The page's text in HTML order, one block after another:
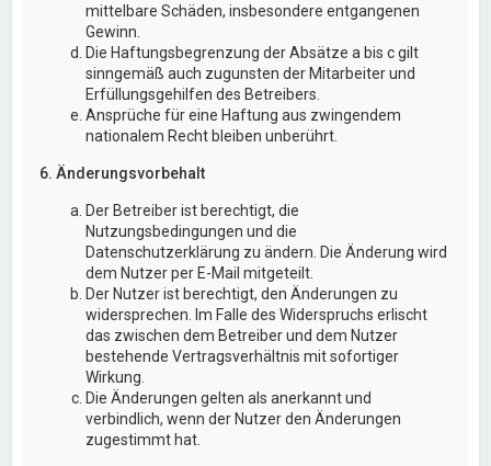
mittelbare Schäden, insbesondere entgangenen
Gewinn.
Die Haftungsbegrenzung der Absätze a bis c gilt
sinngemäß auch zugunsten der Mitarbeiter und
Erfüllungsgehilfen des Betreibers.
Ansprüche für eine Haftung aus zwingendem
nationalem Recht bleiben unberührt.
6. Änderungsvorbehalt
Der Betreiber ist berechtigt, die
Nutzungsbedingungen und die
Datenschutzerklärung zu ändern. Die Änderung wird
dem Nutzer per E-Mail mitgeteilt.
Der Nutzer ist berechtigt, den Änderungen zu
widersprechen. Im Falle des Widerspruchs erlischt
das zwischen dem Betreiber und dem Nutzer
bestehende Vertragsverhältnis mit sofortiger
Wirkung.
Die Änderungen gelten als anerkannt und
verbindlich, wenn der Nutzer den Änderungen
zugestimmt hat.